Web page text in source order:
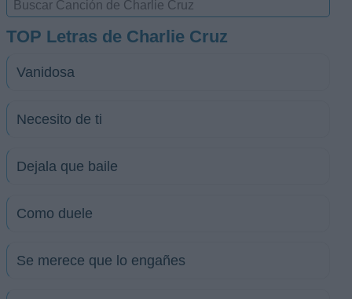
TOP Letras de Charlie Cruz
Vanidosa
Necesito de ti
Dejala que baile
Como duele
Se merece que lo engañes